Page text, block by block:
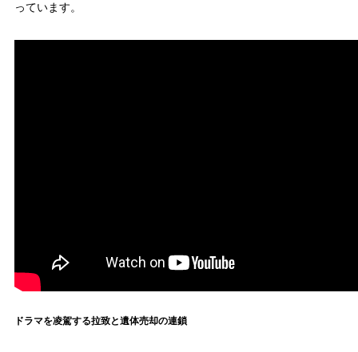
っています。
ドラマを凌駕する拉致と遺体売却の連鎖